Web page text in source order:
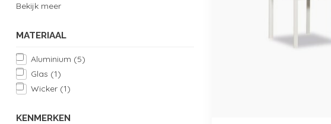
Bekijk meer
MATERIAAL
Aluminium (5)
Glas (1)
Wicker (1)
KENMERKEN